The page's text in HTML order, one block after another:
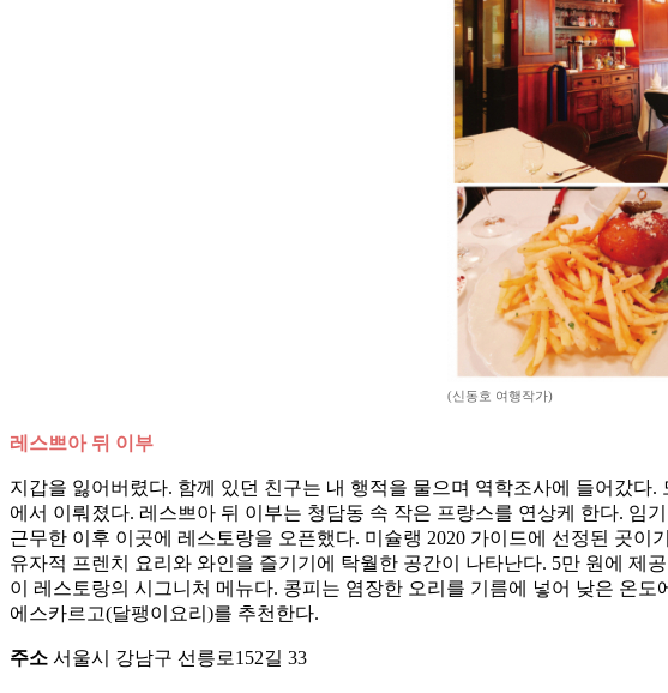
(신동호 여행작가)
레스쁘아 뒤 이부
지갑을 잃어버렸다. 함께 있던 친구는 내 행적을 물으며 역학조사에 들어갔다
에서 이뤄졌다. 레스쁘아 뒤 이부는 청담동 속 작은 프랑스를 연상케 한다. 임
근무한 이후 이곳에 레스토랑을 오픈했다. 미슐랭 2020 가이드에 선정된 곳
유자적 프렌치 요리와 와인을 즐기기에 탁월한 공간이 나타난다. 5만 원에 제
이 레스토랑의 시그니처 메뉴다. 콩피는 염장한 오리를 기름에 넣어 낮은 온
에스카르고(달팽이요리)를 추천한다.
주소 서울시 강남구 선릉로152길 33